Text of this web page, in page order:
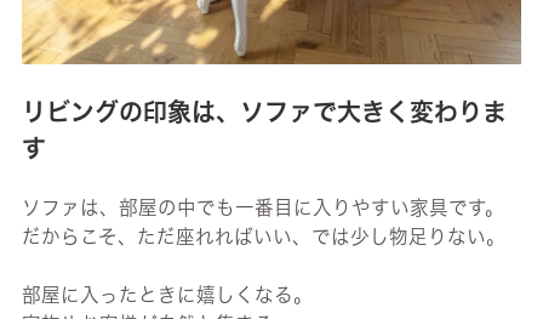
リビングの印象は、ソファで大きく変わりま
す
ソファは、部屋の中でも一番目に入りやすい家具です。
だからこそ、ただ座れればいい、では少し物足りない。
部屋に入ったときに嬉しくなる。